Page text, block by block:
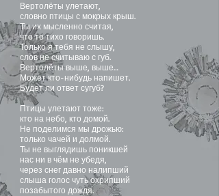
Вертолёты улетают,
словно птицы с мокрых крыш.
Ты их мысленно считая,
что то тихо говоришь.
Только я тебя не слышу,
слов не считываю с губ.
Вертолёты выше, выше…
Может кто-нибудь напишет.
Будет ли ответ сугуб?
Птицы улетают тоже:
кто на небо, кто домой.
Не поделимся мы дрожью:
только чачей и долмой.
Ты не выглядишь поникшей
нас ни в чём не убедя,
через снег давно налипший
слыша голос чуть охрипший
позабытого дождя.